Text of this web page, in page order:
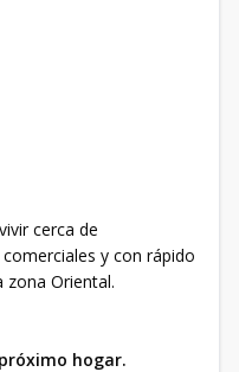
cerca de
y con rápido
zona Oriental.
hogar.